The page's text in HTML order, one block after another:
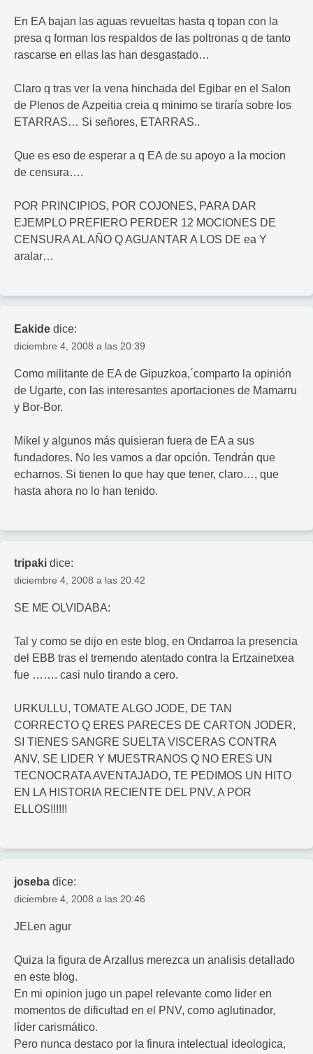
En EA bajan las aguas revueltas hasta q topan con la
presa q forman los respaldos de las poltronas q de tanto
rascarse en ellas las han desgastado…
Claro q tras ver la vena hinchada del Egibar en el Salon
de Plenos de Azpeitia creia q minimo se tiraría sobre los
ETARRAS… Si señores, ETARRAS..
Que es eso de esperar a q EA de su apoyo a la mocion
de censura….
POR PRINCIPIOS, POR COJONES, PARA DAR
EJEMPLO PREFIERO PERDER 12 MOCIONES DE
CENSURA AL AÑO Q AGUANTAR A LOS DE ea Y
aralar…
Eakide dice:
diciembre 4, 2008 a las 20:39
Como militante de EA de Gipuzkoa,´comparto la opinión
de Ugarte, con las interesantes aportaciones de Mamarru
y Bor-Bor.
Mikel y algunos más quisieran fuera de EA a sus
fundadores. No les vamos a dar opción. Tendrán que
echarnos. Si tienen lo que hay que tener, claro…, que
hasta ahora no lo han tenido.
tripaki dice:
diciembre 4, 2008 a las 20:42
SE ME OLVIDABA:
Tal y como se dijo en este blog, en Ondarroa la presencia
del EBB tras el tremendo atentado contra la Ertzainetxea
fue ……. casi nulo tirando a cero.
URKULLU, TOMATE ALGO JODE, DE TAN
CORRECTO Q ERES PARECES DE CARTON JODER,
SI TIENES SANGRE SUELTA VISCERAS CONTRA
ANV, SE LIDER Y MUESTRANOS Q NO ERES UN
TECNOCRATA AVENTAJADO, TE PEDIMOS UN HITO
EN LA HISTORIA RECIENTE DEL PNV, A POR
ELLOS!!!!!!
joseba dice:
diciembre 4, 2008 a las 20:46
JELen agur
Quiza la figura de Arzallus merezca un analisis detallado
en este blog.
En mi opinion jugo un papel relevante como lider en
momentos de dificultad en el PNV, como aglutinador,
líder carismático.
Pero nunca destaco por la finura intelectual ideologica,